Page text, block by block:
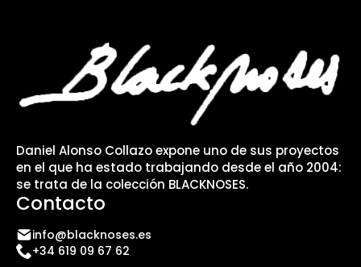
Daniel Alonso Collazo expone uno de sus proyectos
en el que ha estado trabajando desde el año 2004:
se trata de la colección BLACKNOSES.
Contacto
info@blacknoses.es
+34 619 09 67 62